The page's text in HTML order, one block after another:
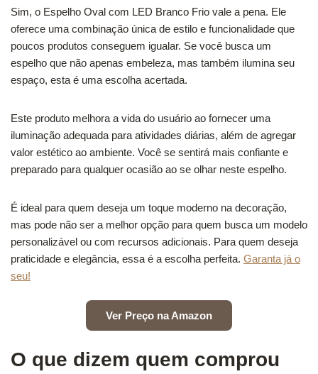
Sim, o Espelho Oval com LED Branco Frio vale a pena. Ele
oferece uma combinação única de estilo e funcionalidade que
poucos produtos conseguem igualar. Se você busca um
espelho que não apenas embeleza, mas também ilumina seu
espaço, esta é uma escolha acertada.
Este produto melhora a vida do usuário ao fornecer uma
iluminação adequada para atividades diárias, além de agregar
valor estético ao ambiente. Você se sentirá mais confiante e
preparado para qualquer ocasião ao se olhar neste espelho.
É ideal para quem deseja um toque moderno na decoração,
mas pode não ser a melhor opção para quem busca um modelo
personalizável ou com recursos adicionais. Para quem deseja
praticidade e elegância, essa é a escolha perfeita. Garanta já o
seu!
Ver Preço na Amazon
O que dizem quem comprou